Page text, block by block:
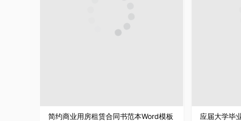
简约商业用房租赁合同书范本Word模板 应届大学毕